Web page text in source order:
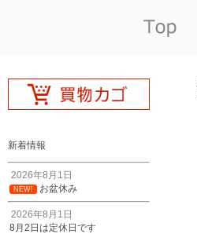
新着情報
2026年8月1日
NEW! お盆休み
2026年8月1日
8月2日は定休日です